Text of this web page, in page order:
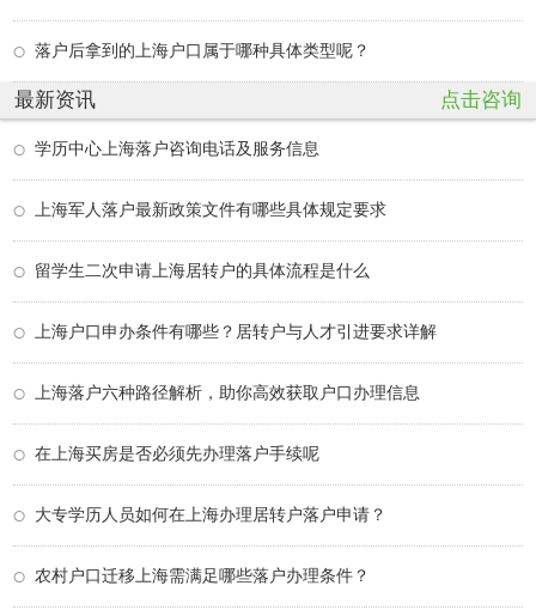
落户后拿到的上海户口属于哪种具体类型呢？
最新资讯 点击咨询
学历中心上海落户咨询电话及服务信息
上海军人落户最新政策文件有哪些具体规定要求
留学生二次申请上海居转户的具体流程是什么
上海户口申办条件有哪些？居转户与人才引进要求详解
上海落户六种路径解析，助你高效获取户口办理信息
在上海买房是否必须先办理落户手续呢
大专学历人员如何在上海办理居转户落户申请？
农村户口迁移上海需满足哪些落户办理条件？